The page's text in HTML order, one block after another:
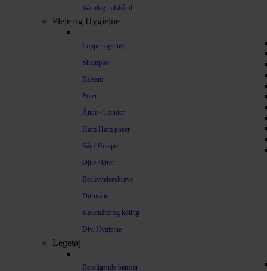
Waudog halsbånd
Pleje og Hygiejne
Lopper og utøj
Shampoo
Balsam
Poter
Ånde / Tænder
Høm Høm poser
Sår / Hotspot
Øjne / Ører
Beskyttelseskrave
Dørmåtte
Kølemåtte og køling
Div. Hygiejne
Legetøj
Beroligende bamser